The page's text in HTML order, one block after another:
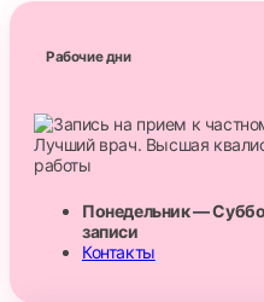
Рабочие дни
Понедельник —
записи
Контакты